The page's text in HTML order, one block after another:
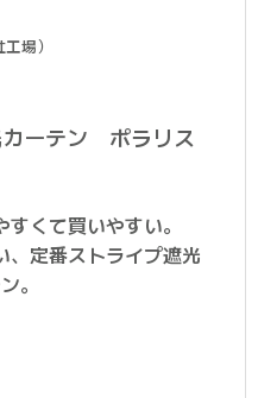
場）
カーテン ポラリス
くて買いやすい。
、定番ストライプ遮光
。